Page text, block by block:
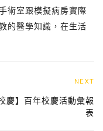
術室跟模擬病房實際
的醫學知識，在生活
NEXT
校慶】百年校慶活動彙報
表